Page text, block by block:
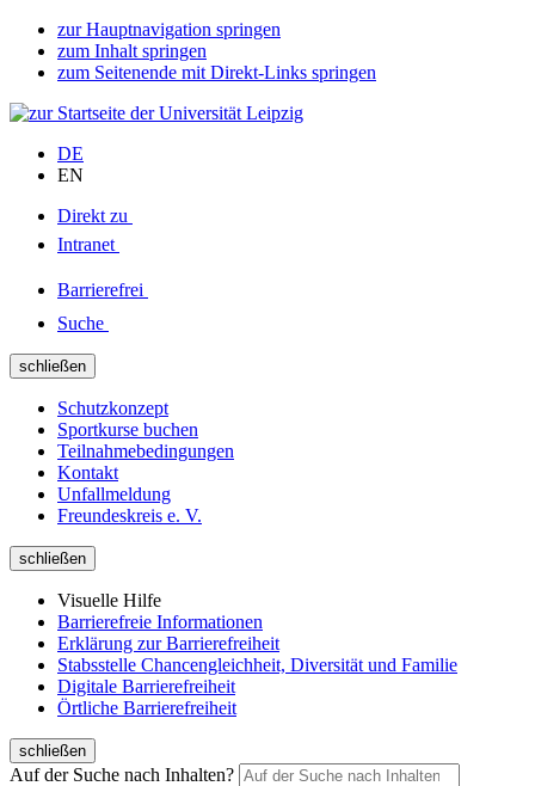
zur Hauptnavigation springen
zum Inhalt springen
zum Seitenende mit Direkt-Links springen
DE
EN
Direkt zu
Intranet
Barrierefrei
Suche
schließen
Schutzkonzept
Sportkurse buchen
Teilnahmebedingungen
Kontakt
Unfallmeldung
Freundeskreis e. V.
schließen
Visuelle Hilfe
Barrierefreie Informationen
Erklärung zur Barrierefreiheit
Stabsstelle Chancengleichheit, Diversität und Familie
Digitale Barrierefreiheit
Örtliche Barrierefreiheit
schließen
Auf der Suche nach Inhalten?